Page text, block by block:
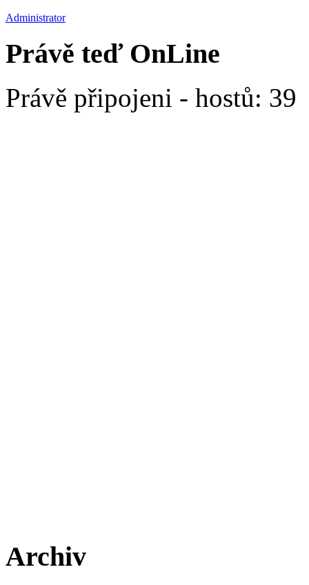
Administrator
Právě teď OnLine
Právě připojeni - hostů: 39
Archiv